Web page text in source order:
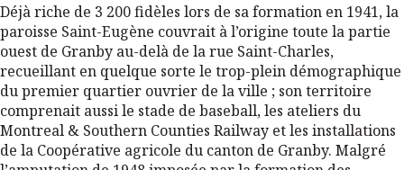
Déjà riche de 3 200 fidèles lors de sa formation en 1941, la
paroisse Saint-Eugène couvrait à l’origine toute la partie
ouest de Granby au-delà de la rue Saint-Charles,
recueillant en quelque sorte le trop-plein démographique
du premier quartier ouvrier de la ville ; son territoire
comprenait aussi le stade de baseball, les ateliers du
Montreal & Southern Counties Railway et les installations
de la Coopérative agricole du canton de Granby. Malgré